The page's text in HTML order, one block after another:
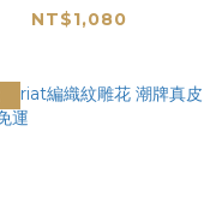
NT$1,080